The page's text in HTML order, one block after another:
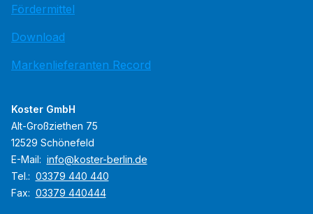
Fördermittel
Download
Markenlieferanten Record
Koster GmbH
Alt-Großziethen 75
12529 Schönefeld
E-Mail: info@koster-berlin.de
Tel.: 03379 440 440
Fax: 03379 440444